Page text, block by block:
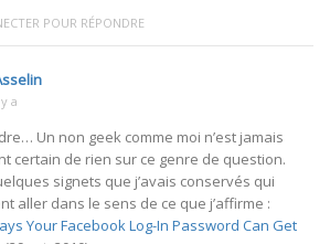
POUR RÉPONDRE
a
Un non geek comme moi n’est jamais
certain de rien sur ce genre de question.
signets que j’avais conservés qui
aller dans le sens de ce que j’affirme :
Your Facebook Log-In Password Can Get